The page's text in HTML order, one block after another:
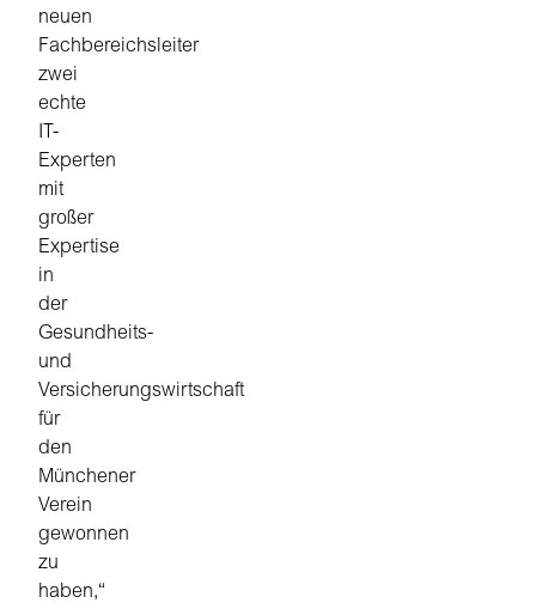
neuen
Fachbereichsleiter
zwei
echte
IT-
Experten
mit
großer
Expertise
in
der
Gesundheits-
und
Versicherungswirtschaft
für
den
Münchener
Verein
gewonnen
zu
haben,“